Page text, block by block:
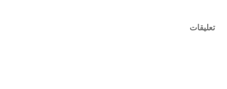
تعليقات